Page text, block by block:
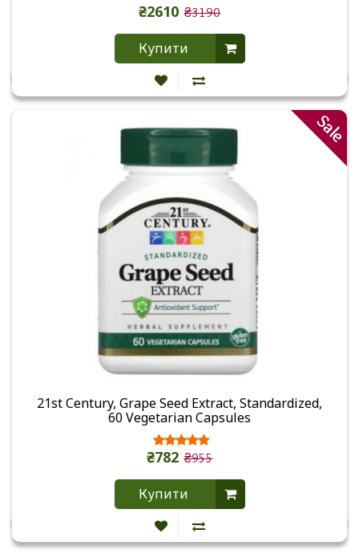
₴2610 ₴3190
Купити
Sale
21st Century, Grape Seed Extract, Standardized,
60 Vegetarian Capsules
₴782 ₴955
Купити